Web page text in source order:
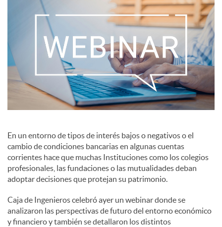
d
e
c
o
n
t
En un entorno de tipos de interés bajos o negativos o el
cambio de condiciones bancarias en algunas cuentas
corrientes hace que muchas Instituciones como los colegios
profesionales, las fundaciones o las mutualidades deban
adoptar decisiones que protejan su patrimonio.
Caja de Ingenieros celebró ayer un webinar donde se
analizaron las perspectivas de futuro del entorno económico
y financiero y también se detallaron los distintos